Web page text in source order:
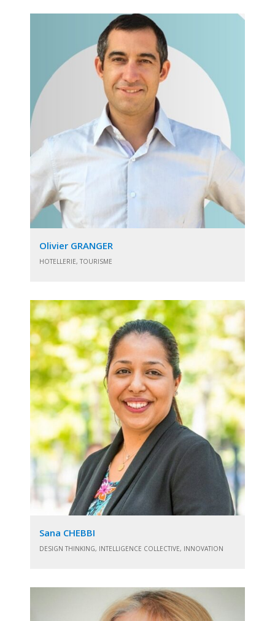
Olivier GRANGER
HOTELLERIE, TOURISME
Sana CHEBBI
DESIGN THINKING, INTELLIGENCE COLLECTIVE, INNOVATION